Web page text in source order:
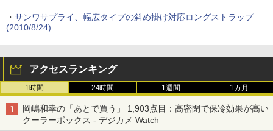
・ サンワサプライ、幅広タイプの斜め掛け対応ロングストラップ
(2010/8/24)
アクセスランキング
1時間 24時間 1週間 1カ月
岡嶋和幸の「あとで買う」 1,903点目：高密閉で保冷効果が高い
クーラーボックス - デジカメ Watch